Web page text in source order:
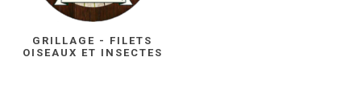
GRILLAGE - FILETS
OISEAUX ET INSECTES